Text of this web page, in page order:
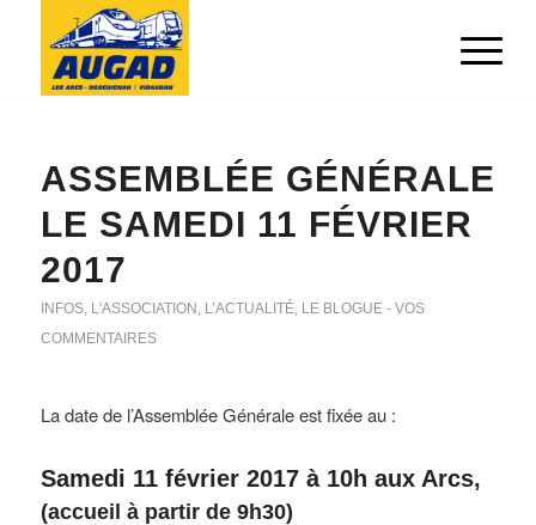
ASSEMBLÉE GÉNÉRALE
LE SAMEDI 11 FÉVRIER
2017
INFOS, L'ASSOCIATION , L’ACTUALITÉ, LE BLOGUE - VOS
COMMENTAIRES
La date de l’Assemblée Générale est fixée au :
Samedi 11 février 2017 à 10h aux Arcs,
(accueil à partir de 9h30)